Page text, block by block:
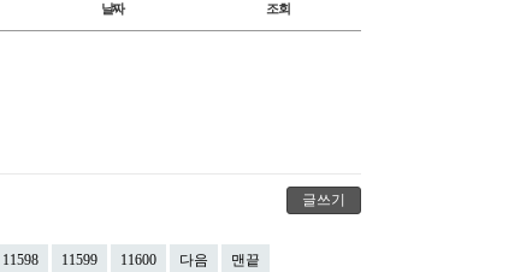
날짜 조회
글쓰기
11598 11599 11600 다음 맨끝